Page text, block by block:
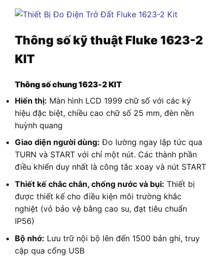
Thông số kỹ thuật Fluke 1623-2
KIT
Thông số chung 1623-2 KIT
Hiển thị: Màn hình LCD 1999 chữ số với các ký
hiệu đặc biệt, chiều cao chữ số 25 mm, đèn nền
huỳnh quang
Giao diện người dùng: Đo lường ngay lập tức qua
TURN và START với chỉ một nút. Các thành phần
điều khiển duy nhất là công tắc xoay và nút START
Thiết kế chắc chắn, chống nước và bụi: Thiết bị
được thiết kế cho điều kiện môi trường khắc
nghiệt (vỏ bảo vệ bằng cao su, đạt tiêu chuẩn
IP56)
Bộ nhớ: Lưu trữ nội bộ lên đến 1500 bản ghi, truy
cập qua cổng USB